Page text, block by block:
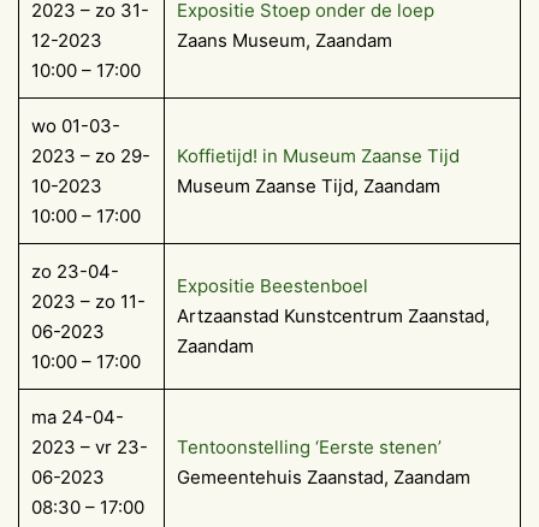
2023 – zo 31-
12-2023
10:00 – 17:00
Expositie Stoep onder de loep
Zaans Museum, Zaandam
wo 01-03-
2023 – zo 29-
10-2023
10:00 – 17:00
Koffietijd! in Museum Zaanse Tijd
Museum Zaanse Tijd, Zaandam
zo 23-04-
2023 – zo 11-
06-2023
10:00 – 17:00
Expositie Beestenboel
Artzaanstad Kunstcentrum Zaanstad,
Zaandam
ma 24-04-
2023 – vr 23-
06-2023
08:30 – 17:00
Tentoonstelling ‘Eerste stenen’
Gemeentehuis Zaanstad, Zaandam